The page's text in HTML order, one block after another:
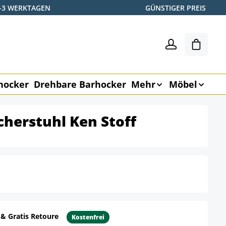
WERKTAGEN GÜNSTIGER PREIS
Drehbare Barhocker Mehr Möbel
Ken Stoff
Gratis Retoure Kostenfrei